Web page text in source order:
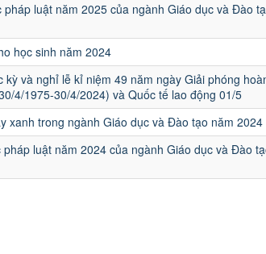
pháp luật năm 2025 của ngành Giáo dục và Đào
học sinh năm 2024
kỳ và nghỉ lễ kỉ niệm 49 năm ngày Giải phóng
4/1975-30/4/2024) và Quốc tế lao động 01/5
xanh trong ngành Giáo dục và Đào tạo năm 2024
luật năm 2024 của ngành Giáo dục và Đào